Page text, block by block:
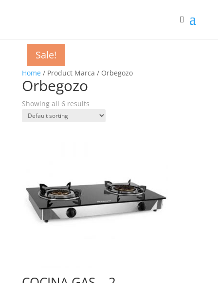
Home/ Product Marca / Orbegozo
Orbegozo
Showing all 6 results
Sale!
Sale!